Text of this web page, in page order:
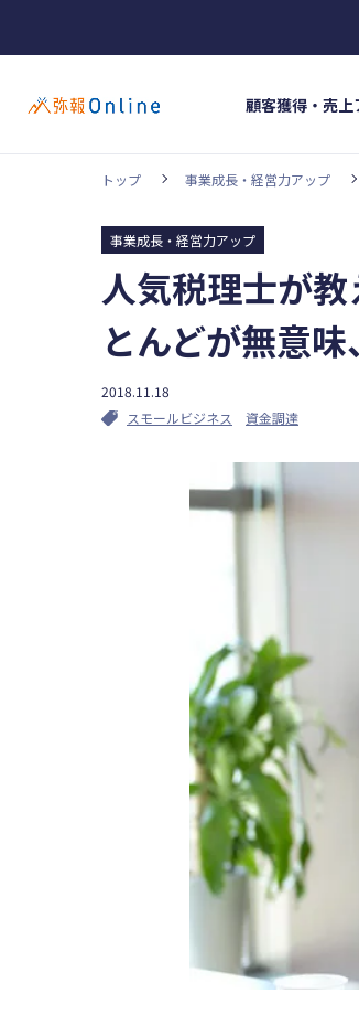
カテゴリー
顧客獲得・売上アップ
事業成長・経営力アップ
弥生の製品・サービス
顧客獲得・売上
トップ 事業成長・経営力アップ
事業成長・経営力アップ
人気税理士が
とんどが無意味
2018.11.18
スモールビジネス
資金調達